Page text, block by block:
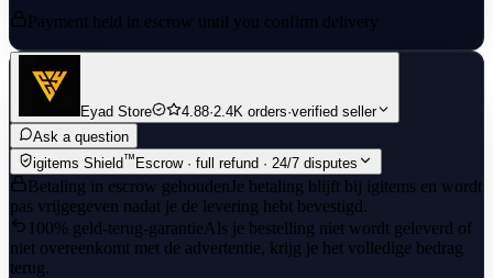
Payment held in escrow until you confirm delivery
Eyad Store 4.88·2.4K orders·verified seller
Ask a question
igitems Shield™Escrow · full refund · 24/7 disputes
Betaling in escrow gehouden Je betaling blijft bij igitems en wordt
pas vrijgegeven nadat je de levering hebt bevestigd.
100% geld-terug-garantieAls je bestelling niet wordt geleverd of
niet overeenkomt met de advertentie, krijg je het volledige bedrag
terug.